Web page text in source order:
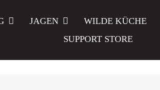
JAGEN WILDE KÜCHE
SUPPORT STORE